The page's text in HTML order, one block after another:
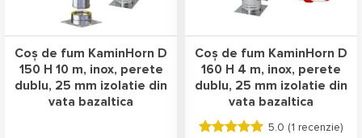
Coș de fum KaminHorn D
150 H 10 m, inox, perete
dublu, 25 mm izolatie din
vata bazaltica
Coș de fum KaminHorn D
160 H 4 m, inox, perete
dublu, 25 mm izolatie din
vata bazaltica
5.0 (1 recenzie)